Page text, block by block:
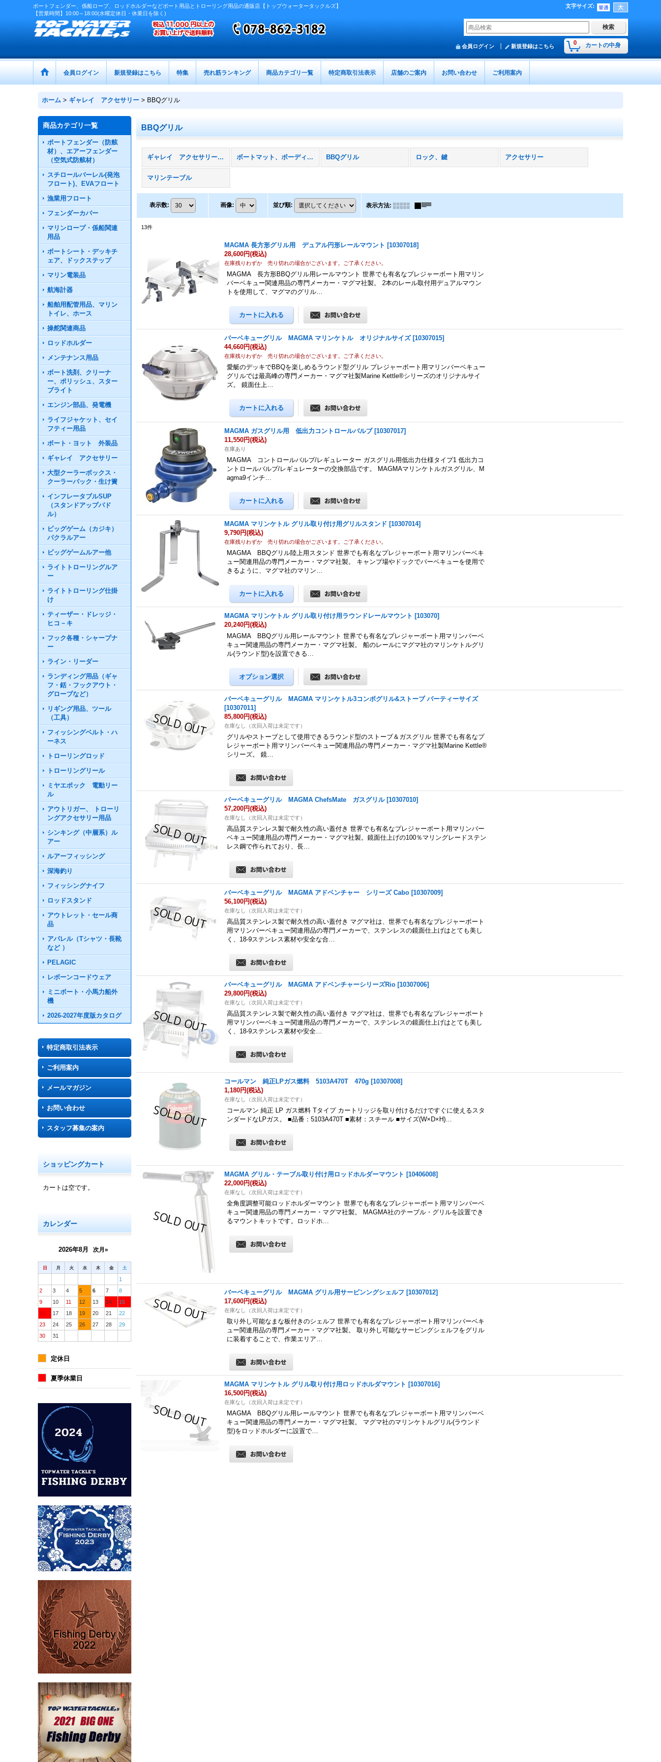
ボートフェンダー、係船ロープ、ロッドホルダーなどボート用品とトローリング用品の通販店【トップウォータータックルズ】
【営業時間】10:00～18:00(水曜定休日・休業日を除く)
文字サイズ:
0 カートの中身
会員ログイン 新規登録はこちら
会員ログイン 新規登録はこちら 特集 売れ筋ランキング 商品カテゴリ一覧 特定商取引法表示 店舗のご案内 お問い合わせ ご利用案内
ホーム > ギャレイ アクセサリー > BBQグリル
商品カテゴリ一覧
ボートフェンダー（防舷
材）、エアーフェンダー
（空気式防舷材）
スチロールバーレル(発泡
フロート)、EVAフロート
漁業用フロート
フェンダーカバー
マリンロープ・係船関連
用品
ボートシート・デッキチ
ェア、ドックステップ
マリン電装品
航海計器
船舶用配管用品、マリン
トイレ、ホース
操舵関連商品
ロッドホルダー
メンテナンス用品
ボート洗剤、クリーナ
ー、ポリッシュ、スター
ブライト
エンジン部品、発電機
ライフジャケット、セイ
フティー用品
ボート・ヨット 外装品
ギャレイ アクセサリー
大型クーラーボックス・
クーラーバック・生け簀
インフレータブルSUP
（スタンドアップパド
ル）
ビッグゲーム（カジキ）
パクラルアー
ビッグゲームルアー他
ライトトローリングルア
ー
ライトトローリング仕掛
け
ティーザー・ドレッジ・
ヒコ－キ
フック各種・シャープナ
ー
ライン・リーダー
ランディング用品（ギャ
フ・銛・フックアウト・
グローブなど）
リギング用品、ツール
（工具）
フィッシングベルト・ハ
ーネス
トローリングロッド
トローリングリール
ミヤエポック 電動リー
ル
アウトリガー、 トローリ
ングアクセサリー用品
シンキング（中層系）ル
アー
ルアーフィッシング
深海釣り
フィッシングナイフ
ロッドスタンド
アウトレット・セール商
品
アパレル（Tシャツ・長靴
など ）
PELAGIC
レボーンコードウェア
ミニボート・小馬力船外
機
2026-2027年度版カタログ
特定商取引法表示
ご利用案内
メールマガジン
お問い合わせ
スタッフ募集の案内
ショッピングカート
カートは空です。
カレンダー
2026年8月 次月»
日 月 火 水 木 金 土
1
2
3 4 5 6 7
8
9
10 11 12 13 14
15
16
17 18 19 20 21
22
23
24 25 26 27 28
29
30
31
定休日
夏季休業日
BBQグリル
ギャレイ アクセサリー (全商品) ボートマット、ボーディングマット BBQグリル ロック、鍵 アクセサリー
マリンテーブル
表示数: 画像: 並び順: 表示方法:
13件
MAGMA 長方形グリル用 デュアル円形レールマウント [10307018]
28,600円(税込)
在庫残りわずか 売り切れの場合がございます。ご了承ください。
MAGMA 長方形BBQグリル用レールマウント 世界でも有名なプレジャーボート用マリン
バーベキュー関連用品の専門メーカー・マグマ社製。 2本のレール取付用デュアルマウン
トを使用して、マグマのグリル…
バーベキューグリル MAGMA マリンケトル オリジナルサイズ [10307015]
44,660円(税込)
在庫残りわずか 売り切れの場合がございます。ご了承ください。
愛艇のデッキでBBQを楽しめるラウンド型グリル プレジャーボート用マリンバーベキュー
グリルでは最高峰の専門メーカー・マグマ社製Marine Kettle®シリーズのオリジナルサイ
ズ。 鏡面仕上…
MAGMA ガスグリル用 低出力コントロールバルブ [10307017]
11,550円(税込)
在庫あり
MAGMA コントロールバルブ/レギュレーター ガスグリル用低出力仕様タイプ1 低出力コ
ントロールバルブ/レギュレーターの交換部品です。 MAGMAマリンケトルガスグリル、M
agma9インチ…
MAGMA マリンケトル グリル取り付け用グリルスタンド [10307014]
9,790円(税込)
在庫残りわずか 売り切れの場合がございます。ご了承ください。
MAGMA BBQグリル陸上用スタンド 世界でも有名なプレジャーボート用マリンバーベキ
ュー関連用品の専門メーカー・マグマ社製。 キャンプ場やドックでバーベキューを使用で
きるように、マグマ社のマリン…
MAGMA マリンケトル グリル取り付け用ラウンドレールマウント [103070]
20,240円(税込)
MAGMA BBQグリル用レールマウント 世界でも有名なプレジャーボート用マリンバーベ
キュー関連用品の専門メーカー・マグマ社製。 船のレールにマグマ社のマリンケトルグリ
ル(ラウンド型)を設置できる…
バーベキューグリル MAGMA マリンケトル3コンボグリル&ストーブ パーティーサイズ
[10307011]
85,800円(税込)
在庫なし（次回入荷は未定です）
グリルやストーブとして使用できるラウンド型のストーブ＆ガスグリル 世界でも有名なプ
レジャーボート用マリンバーベキュー関連用品の専門メーカー・マグマ社製Marine Kettle®
シリーズ。 鏡…
バーベキューグリル MAGMA ChefsMate ガスグリル [10307010]
57,200円(税込)
在庫なし（次回入荷は未定です）
高品質ステンレス製で耐久性の高い蓋付き 世界でも有名なプレジャーボート用マリンバー
ベキュー関連用品の専門メーカー・マグマ社製。鏡面仕上げの100％マリングレードステン
レス鋼で作られており、長…
バーベキューグリル MAGMA アドベンチャー シリーズ Cabo [10307009]
56,100円(税込)
在庫なし（次回入荷は未定です）
高品質ステンレス製で耐久性の高い蓋付き マグマ社は、世界でも有名なプレジャーボート
用マリンバーベキュー関連用品の専門メーカーで、ステンレスの鏡面仕上げはとても美し
く、18-9ステンレス素材や安全な合…
バーベキューグリル MAGMA アドベンチャーシリーズRio [10307006]
29,800円(税込)
在庫なし（次回入荷は未定です）
高品質ステンレス製で耐久性の高い蓋付き マグマ社は、世界でも有名なプレジャーボート
用マリンバーベキュー関連用品の専門メーカーで、ステンレスの鏡面仕上げはとても美し
く、18-9ステンレス素材や安全…
コールマン 純正LPガス燃料 5103A470T 470g [10307008]
1,180円(税込)
在庫なし（次回入荷は未定です）
コールマン 純正 LP ガス燃料 Tタイプ カートリッジを取り付けるだけですぐに使えるスタ
ンダードなLPガス。 ■品番：5103A470T ■素材：スチール ■サイズ(W×D×H)…
MAGMA グリル・テーブル取り付け用ロッドホルダーマウント [10406008]
22,000円(税込)
在庫なし（次回入荷は未定です）
全角度調整可能ロッドホルダーマウント 世界でも有名なプレジャーボート用マリンバーベ
キュー関連用品の専門メーカー・マグマ社製。 MAGMA社のテーブル・グリルを設置でき
るマウントキットです。ロッドホ…
バーベキューグリル MAGMA グリル用サービンングシェルフ [10307012]
17,600円(税込)
在庫なし（次回入荷は未定です）
取り外し可能なまな板付きのシェルフ 世界でも有名なプレジャーボート用マリンバーベキ
ュー関連用品の専門メーカー・マグマ社製。 取り外し可能なサービングシェルフをグリル
に装着することで、作業エリア…
MAGMA マリンケトル グリル取り付け用ロッドホルダマウント [10307016]
16,500円(税込)
在庫なし（次回入荷は未定です）
MAGMA BBQグリル用レールマウント 世界でも有名なプレジャーボート用マリンバーベ
キュー関連用品の専門メーカー・マグマ社製。 マグマ社のマリンケトルグリル(ラウンド
型)をロッドホルダーに設置で…